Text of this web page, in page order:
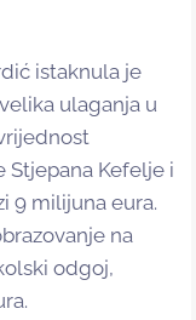
istaknula je
ulaganja u
Stjepana Kefelje i
9 milijuna eura.
na
odgoj,